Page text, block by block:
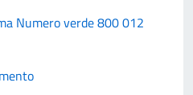
Numero verde 800 012